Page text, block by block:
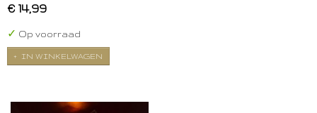
€ 14,99
✓ Op voorraad
IN WINKELWAGEN